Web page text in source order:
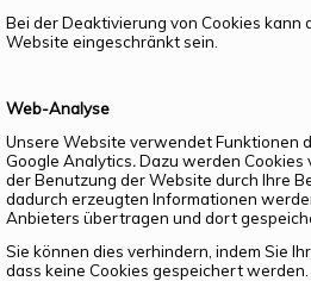
Bei der Deaktivierung von Cookies kann
Website eingeschränkt sein.
Web-Analyse
Unsere Website verwendet Funktionen
Google Analytics.Dazu werden Cookies
der Benutzung der Website durch Ihre
dadurch erzeugten Informationen
Anbieters übertragen und dort
Sie können dies verhindern, indem Sie
dass keine Cookies gespeichert werden.